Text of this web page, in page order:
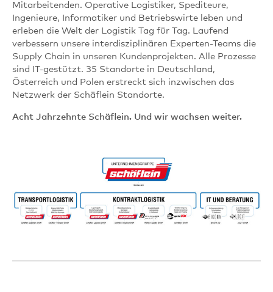
Mitarbeitenden. Operative Logistiker, Spediteure,
Ingenieure, Informatiker und Betriebswirte leben und
erleben die Welt der Logistik Tag für Tag. Laufend
verbessern unsere interdisziplinären Experten-Teams die
Supply Chain in unseren Kundenprojekten. Alle Prozesse
sind IT-gestützt. 35 Standorte in Deutschland,
Österreich und Polen erstreckt sich inzwischen das
Netzwerk der Schäflein Standorte.
Acht Jahrzehnte Schäflein. Und wir wachsen weiter.